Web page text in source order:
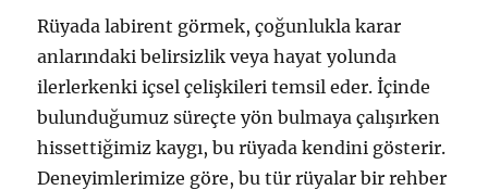
Rüyada labirent görmek, çoğunlukla karar
anlarındaki belirsizlik veya hayat yolunda
ilerlerkenki içsel çelişkileri temsil eder. İçinde
bulunduğumuz süreçte yön bulmaya çalışırken
hissettiğimiz kaygı, bu rüyada kendini gösterir.
Deneyimlerimize göre, bu tür rüyalar bir rehber